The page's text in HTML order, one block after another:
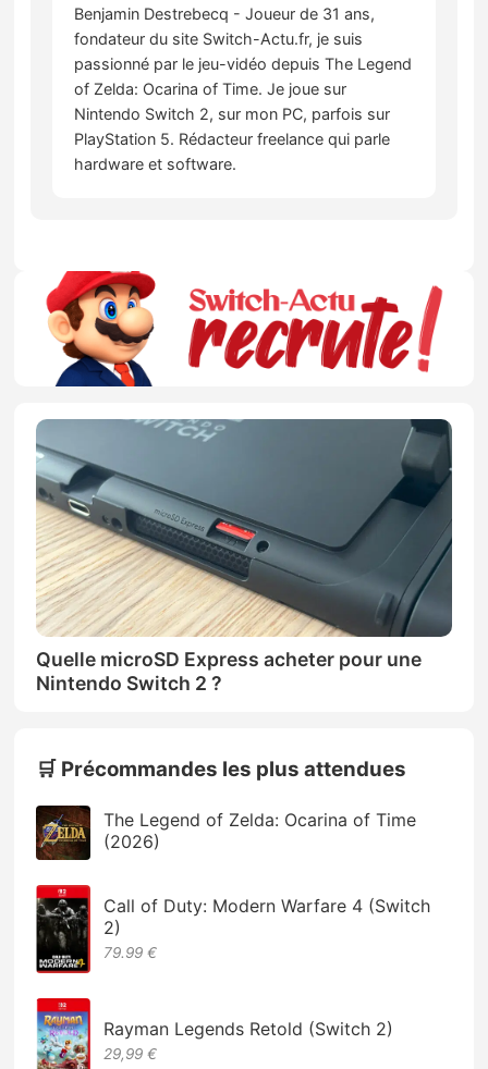
Benjamin Destrebecq - Joueur de 31 ans,
fondateur du site Switch-Actu.fr, je suis
passionné par le jeu-vidéo depuis The Legend
of Zelda: Ocarina of Time. Je joue sur
Nintendo Switch 2, sur mon PC, parfois sur
PlayStation 5. Rédacteur freelance qui parle
hardware et software.
Quelle microSD Express acheter pour une
Nintendo Switch 2 ?
🛒 Précommandes les plus attendues
The Legend of Zelda: Ocarina of Time
(2026)
Call of Duty: Modern Warfare 4 (Switch
2)
79.99 €
Rayman Legends Retold (Switch 2)
29,99 €